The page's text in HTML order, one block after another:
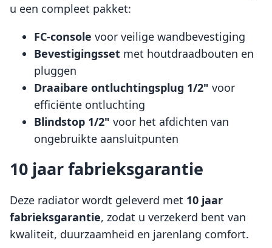
u een compleet pakket:
FC-console voor veilige wandbevestiging
Bevestigingsset met houtdraadbouten en
pluggen
Draaibare ontluchtingsplug 1/2" voor
efficiënte ontluchting
Blindstop 1/2" voor het afdichten van
ongebruikte aansluitpunten
10 jaar fabrieksgarantie
Deze radiator wordt geleverd met 10 jaar
fabrieksgarantie, zodat u verzekerd bent van
kwaliteit, duurzaamheid en jarenlang comfort.